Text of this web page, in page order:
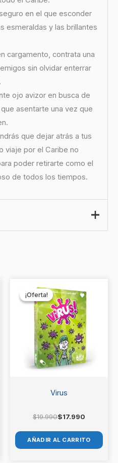
en el que esconder
esmeraldas y las brillantes
cargamento, contrata una
sin olvidar enterrar
ojo avizor en busca de
asentarte una vez que
que dejar atrás a tus
viaje por el Caribe no
poder retirarte como el
de todos los tiempos.
una valoración.
¡Oferta!
¡Oferta!
Virus
$19.990
precio
original
era:
$19.990.
$17.990
precio
actual
es:
$17.990.
AÑADIR AL CARRITO